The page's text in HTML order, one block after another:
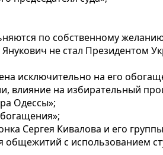
по собственному
не стал Президентом
исключительно на его
влияние на избирательный
Одессы»;
Сергея Кивалова и его
общежитий с использованием